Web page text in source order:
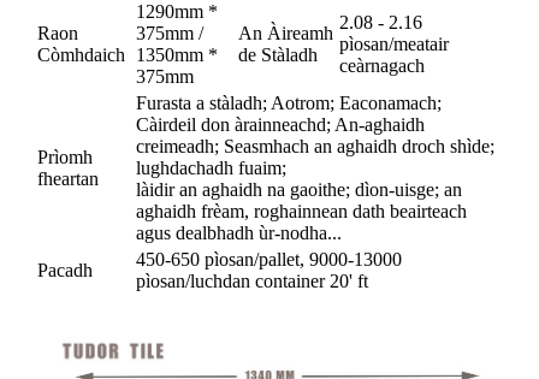
Raon
Còmhdaich
1290mm *
375mm /
1350mm *
375mm
An Àireamh
de Stàladh
2.08 - 2.16
pìosan/meatair
ceàrnagach
Prìomh
fheartan
Furasta a stàladh; Aotrom; Eaconamach;
Càirdeil don àrainneachd; An-aghaidh
creimeadh; Seasmhach an aghaidh droch shìde;
lughdachadh fuaim;
làidir an aghaidh na gaoithe; dìon-uisge; an
aghaidh frèam, roghainnean dath beairteach
agus dealbhadh ùr-nodha...
Pacadh
450-650 pìosan/pallet, 9000-13000
pìosan/luchdan container 20' ft